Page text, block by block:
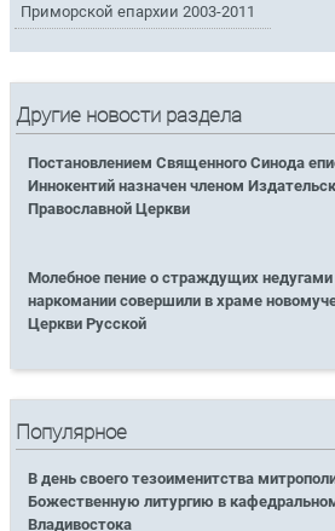
Приморской епархии 2003-2011
Другие новости раздела
Постановлением Священного Синода
Иннокентий назначен членом
Православной Церкви
Молебное пение о страждущих недугами
наркомании совершили в храме
Церкви Русской
Популярное
В день своего тезоименитства
Божественную литургию в
Владивостока